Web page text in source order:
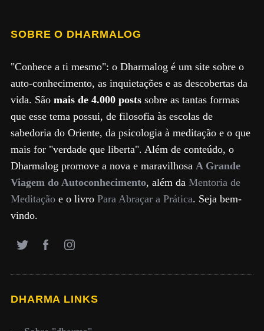
SOBRE O DHARMALOG
"Conhece a ti mesmo": o Dharmalog é um site sobre o
auto-conhecimento, as inquietações e as descobertas da
vida. São mais de 4.000 postssobre as tantas formas
que esse tema possui, de filosofia às escolas de
sabedoria do Oriente, da psicologia à meditação e o que
mais for "verdade que liberta". Além de conteúdo, o
Dharmalog promove a nova e maravilhosa A Grande
Viagem do Autoconhecimento, além da Mentoria de
Meditaçãoe o livro Para Abraçar a Prática. Seja bem-
vindo.
DHARMA LINKS